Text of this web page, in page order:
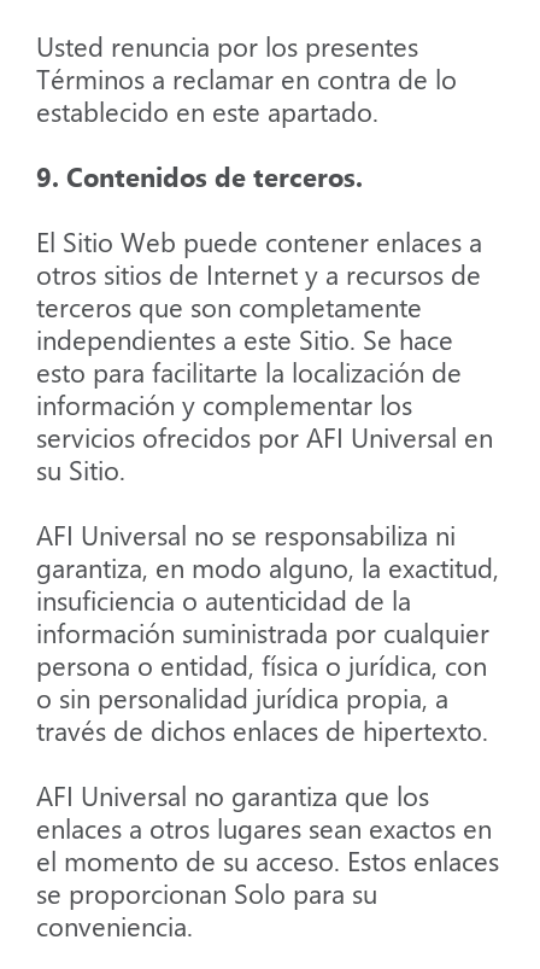
Usted renuncia por los presentes
Términos a reclamar en contra de lo
establecido en este apartado.
9. Contenidos de terceros.
El Sitio Web puede contener enlaces a
otros sitios de Internet y a recursos de
terceros que son completamente
independientes a este Sitio. Se hace
esto para facilitarte la localización de
información y complementar los
servicios ofrecidos por AFI Universal en
su Sitio.
AFI Universal no se responsabiliza ni
garantiza, en modo alguno, la exactitud,
insuficiencia o autenticidad de la
información suministrada por cualquier
persona o entidad, física o jurídica, con
o sin personalidad jurídica propia, a
través de dichos enlaces de hipertexto.
AFI Universal no garantiza que los
enlaces a otros lugares sean exactos en
el momento de su acceso. Estos enlaces
se proporcionan Solo para su
conveniencia.